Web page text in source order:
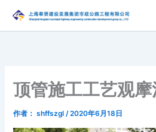
内
顶管施工工艺观摩
作者： shffszgl/2020年6月18日